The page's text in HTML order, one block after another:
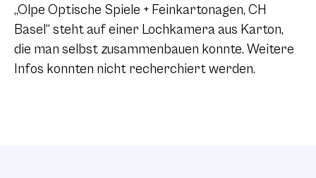
„Olpe Optische Spiele + Feinkartonagen, CH
Basel“ steht auf einer Lochkamera aus Karton,
die man selbst zusammenbauen konnte. Weitere
Infos konnten nicht recherchiert werden.